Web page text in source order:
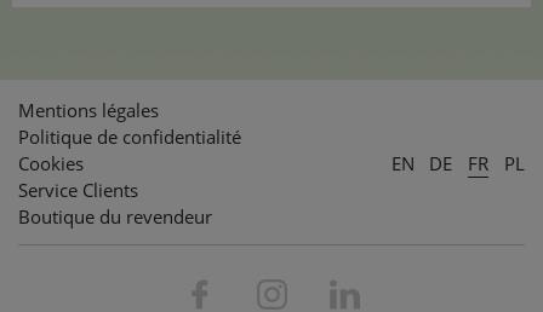
Mentions légales
Politique de confidentialité
Cookies
Service Clients
Boutique du revendeur
EN DE FR PL